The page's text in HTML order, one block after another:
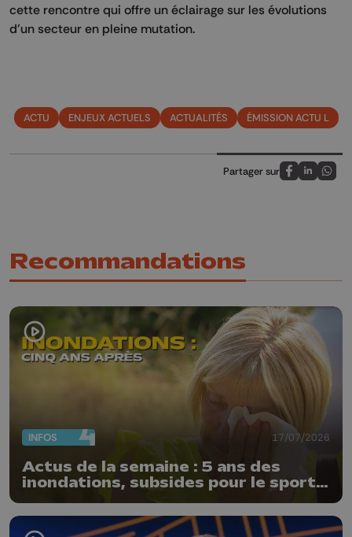
cette rencontre qui offre un éclairage sur les évolutions
d’un secteur en pleine mutation.
ACTU ENJEUX ACTUELS ACTUALITÉS ÉMISSION ACTU L
Partager sur
Partagez sur
Partagez
Recommandations
INFOS 17/07/2026
Actus de la semaine : 5 ans des
inondations, subsides pour le sport